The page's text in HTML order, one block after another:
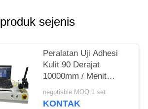
produk sejenis
Peralatan Uji Adhesi
Kulit 90 Derajat
10000mm / Menit
Untuk Pita Dan Film
negotiable MOQ:1 set
KONTAK